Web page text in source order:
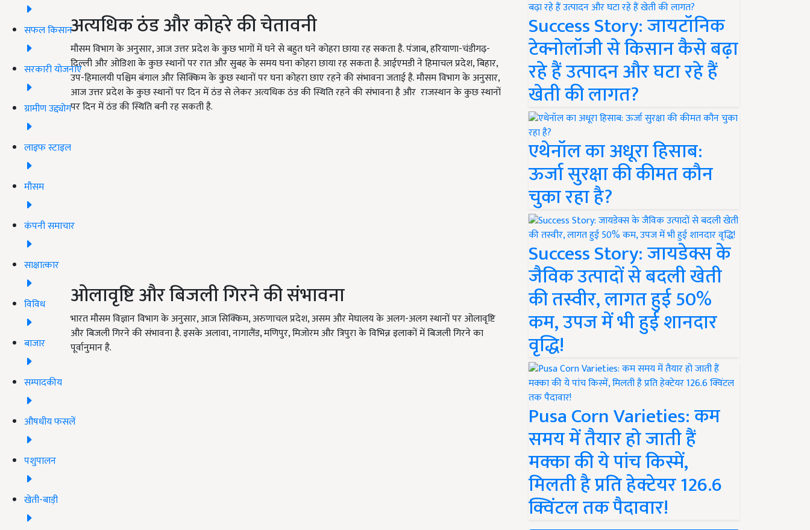
सफल किसान
सरकारी योजनाएं
ग्रामीण उद्द्योग
लाइफ स्टाइल
मौसम
कंपनी समाचार
साक्षात्कार
विविध
बाजार
सम्पादकीय
औषधीय फसलें
पशुपालन
खेती-बाड़ी
अत्यधिक ठंड और कोहरे की चेतावनी
मौसम विभाग के अनुसार, आज उत्तर प्रदेश के कुछ भागों में घने से बहुत घने कोहरा छाया रह सकता है. पंजाब, हरियाणा-चंडीगढ़-
दिल्ली और ओडिशा के कुछ स्थानों पर रात और सुबह के समय घना कोहरा छाया रह सकता है. आईएमडी ने हिमाचल प्रदेश, बिहार,
उप-हिमालयी पश्चिम बंगाल और सिक्किम के कुछ स्थानों पर घना कोहरा छाए रहने की संभावना जताई है. मौसम विभाग के अनुसार,
आज उत्तर प्रदेश के कुछ स्थानों पर दिन में ठंड से लेकर अत्यधिक ठंड की स्थिति रहने की संभावना है और राजस्थान के कुछ स्थानों
पर दिन में ठंड की स्थिति बनी रह सकती है.
ओलावृष्टि और बिजली गिरने की संभावना
भारत मौसम विज्ञान विभाग के अनुसार, आज सिक्किम, अरुणाचल प्रदेश, असम और मेघालय के अलग-अलग स्थानों पर ओलावृष्टि
और बिजली गिरने की संभावना है. इसके अलावा, नागालैंड, मणिपुर, मिजोरम और त्रिपुरा के विभिन्न इलाकों में बिजली गिरने का
पूर्वानुमान है.
Success Story: जायटॉनिक
टेक्नोलॉजी से किसान कैसे बढ़ा
रहे हैं उत्पादन और घटा रहे हैं
खेती की लागत?
एथेनॉल का अधूरा हिसाब:
ऊर्जा सुरक्षा की कीमत कौन
चुका रहा है?
Success Story: जायडेक्स के
जैविक उत्पादों से बदली खेती
की तस्वीर, लागत हुई 50%
कम, उपज में भी हुई शानदार
वृद्धि!
Pusa Corn Varieties: कम
समय में तैयार हो जाती हैं
मक्का की ये पांच किस्में,
मिलती है प्रति हेक्टेयर 126.6
क्विंटल तक पैदावार!